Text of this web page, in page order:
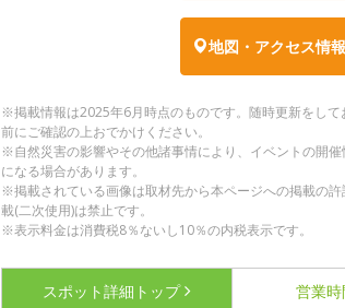
地図・アクセス情
※掲載情報は2025年6月時点のものです。随時更新をし
前にご確認の上おでかけください。
※自然災害の影響やその他諸事情により、イベントの開
になる場合があります。
※掲載されている画像は取材先から本ページへの掲載の
載(二次使用)は禁止です。
※表示料金は消費税8％ないし10％の内税表示です。
スポット詳細 トップ 営業